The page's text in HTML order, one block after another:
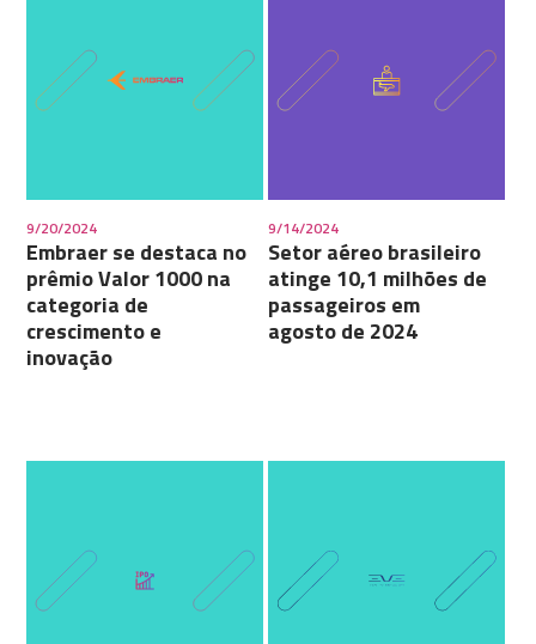
9/20/2024
Embraer se destaca no
prêmio Valor 1000 na
categoria de
crescimento e
inovação
9/14/2024
Setor aéreo brasileiro
atinge 10,1 milhões de
passageiros em
agosto de 2024